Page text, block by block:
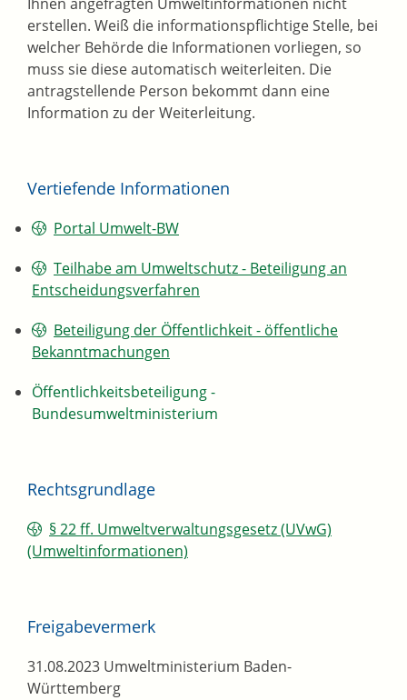
erstellen. Weiß die informationspflichtige Stelle, bei
welcher Behörde die Informationen vorliegen, so
muss sie diese automatisch weiterleiten. Die
antragstellende Person bekommt dann eine
Information zu der Weiterleitung.
Vertiefende Informationen
Portal Umwelt-BW
Teilhabe am Umweltschutz - Beteiligung an
Entscheidungsverfahren
Beteiligung der Öffentlichkeit - öffentliche
Bekanntmachungen
Öffentlichkeitsbeteiligung -
Bundesumweltministerium
Rechtsgrundlage
§ 22 ff. Umweltverwaltungsgesetz (UVwG)
(Umweltinformationen)
Freigabevermerk
31.08.2023 Umweltministerium Baden-
Württemberg